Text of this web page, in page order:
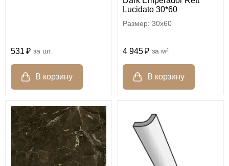
531 шт.
Lucidato 30*60
30x60
4 945 м²